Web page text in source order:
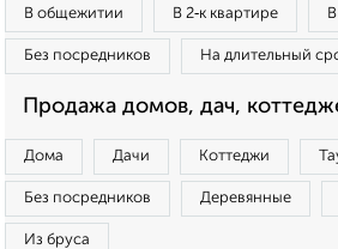
В общежитии В 2‑к квартире
Без посредников На длительный
Продажа домов, дач,
Дома Дачи Коттеджи
Без посредников Деревянные
Из бруса